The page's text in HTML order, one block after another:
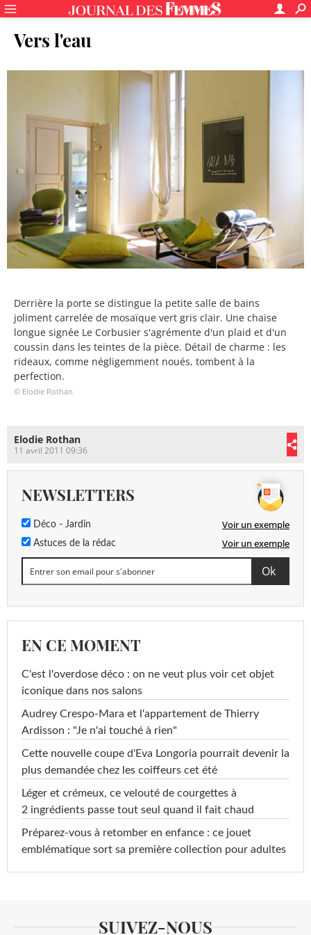
Vers l'eau
Derrière la porte se distingue la petite salle de bains
joliment carrelée de mosaïque vert gris clair. Une chaise
longue signée Le Corbusier s'agrémente d'un plaid et d'un
coussin dans les teintes de la pièce. Détail de charme : les
rideaux, comme négligemment noués, tombent à la
perfection.
© Elodie Rothan
Elodie Rothan
11 avril 2011 09:36
NEWSLETTERS
Déco - Jardin Voir un exemple
Astuces de la rédac Voir un exemple
EN CE MOMENT
C'est l'overdose déco : on ne veut plus voir cet objet
iconique dans nos salons
Audrey Crespo-Mara et l'appartement de Thierry
Ardisson : "Je n'ai touché à rien"
Cette nouvelle coupe d'Eva Longoria pourrait devenir la
plus demandée chez les coiffeurs cet été
Léger et crémeux, ce velouté de courgettes à
2 ingrédients passe tout seul quand il fait chaud
Préparez-vous à retomber en enfance : ce jouet
emblématique sort sa première collection pour adultes
SUIVEZ-NOUS